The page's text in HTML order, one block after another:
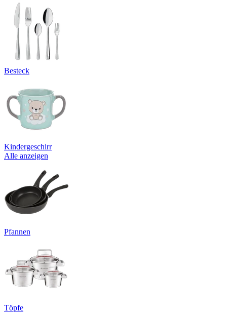
Besteck
Kindergeschirr
Alle anzeigen
Pfannen
Töpfe